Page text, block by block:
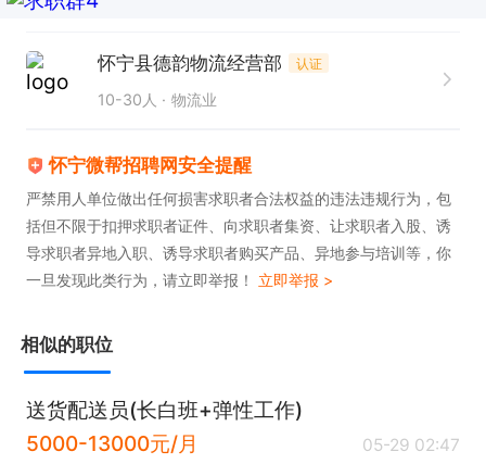
怀宁县德韵物流经营部 认证
10-30人 物流业
怀宁微帮招聘网安全提醒
严禁用人单位做出任何损害求职者合法权益的违法违规行为，包
括但不限于扣押求职者证件、向求职者集资、让求职者入股、诱
导求职者异地入职、诱导求职者购买产品、异地参与培训等，你
一旦发现此类行为，请立即举报！ 立即举报 >
相似的职位
送货配送员(长白班+弹性工作)
5000-13000元/月
05-29 02:47